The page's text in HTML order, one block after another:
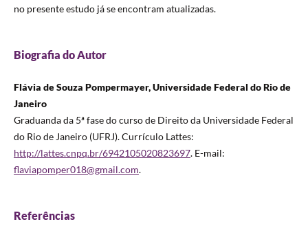
no presente estudo já se encontram atualizadas.
Biografia do Autor
Flávia de Souza Pompermayer, Universidade Federal do Rio de
Janeiro
Graduanda da 5ª fase do curso de Direito da Universidade Federal
do Rio de Janeiro (UFRJ). Currículo Lattes:
http://lattes.cnpq.br/6942105020823697. E-mail:
flaviapomper018@gmail.com.
Referências